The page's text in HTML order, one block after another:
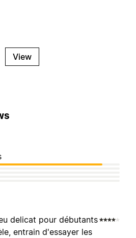
View
delicat pour débutants
entrain d'essayer les